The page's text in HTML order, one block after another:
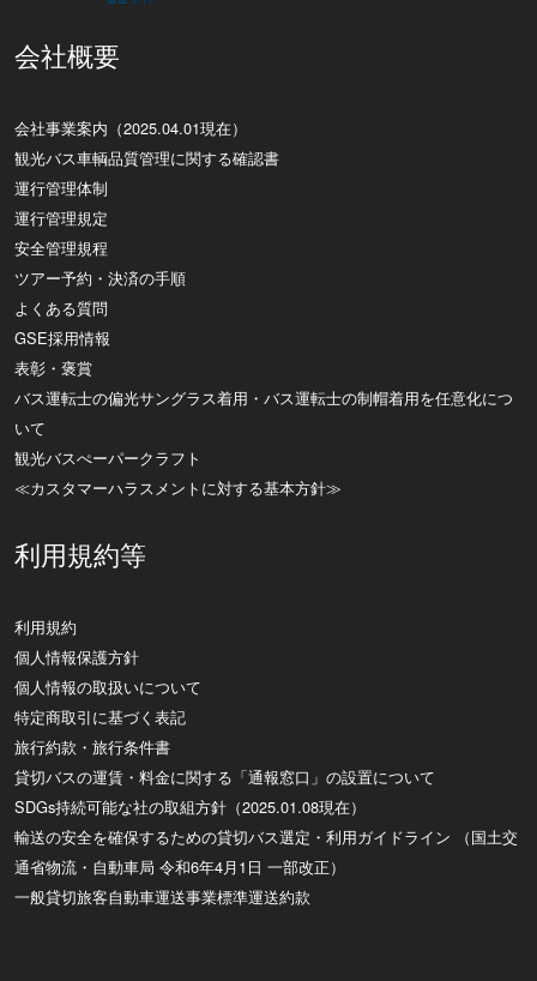
会社概要
会社事業案内（2025.04.01現在）
観光バス車輌品質管理に関する確認書
運行管理体制
運行管理規定
安全管理規程
ツアー予約・決済の手順
よくある質問
GSE採用情報
表彰・褒賞
バス運転士の偏光サングラス着用・バス運転士の制帽着用を任意化につ
いて
観光バスぺーパークラフト
≪カスタマーハラスメントに対する基本方針≫
利用規約等
利用規約
個人情報保護方針
個人情報の取扱いについて
特定商取引に基づく表記
旅行約款・旅行条件書
貸切バスの運賃・料金に関する「通報窓口」の設置について
SDGs持続可能な社の取組方針（2025.01.08現在）
輸送の安全を確保するための貸切バス選定・利用ガイドライン （国土交
通省物流・自動車局 令和6年4月1日 一部改正）
一般貸切旅客自動車運送事業標準運送約款